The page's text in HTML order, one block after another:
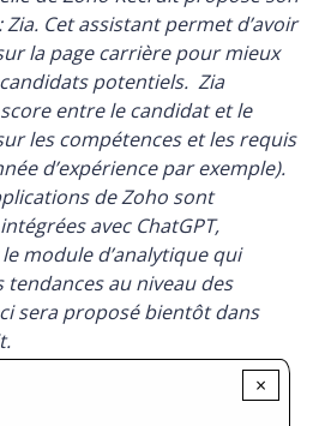
Zia. Cet assistant permet d’avoir
la page carrière pour mieux
potentiels. Zia
entre le candidat et le
les compétences et les requis
d’expérience par exemple).
de Zoho sont
avec ChatGPT,
module d’analytique qui
tendances au niveau des
sera proposé bientôt dans
×